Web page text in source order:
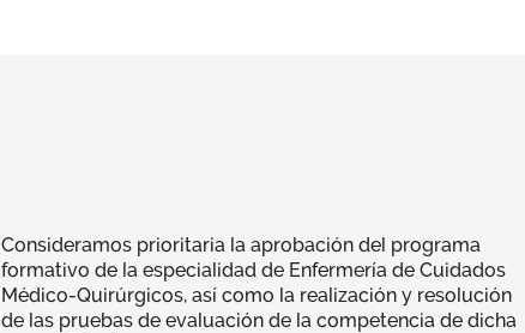
Consideramos prioritaria la aprobación del programa
formativo de la especialidad de Enfermería de Cuidados
Médico-Quirúrgicos, así como la realización y resolución
de las pruebas de evaluación de la competencia de dicha